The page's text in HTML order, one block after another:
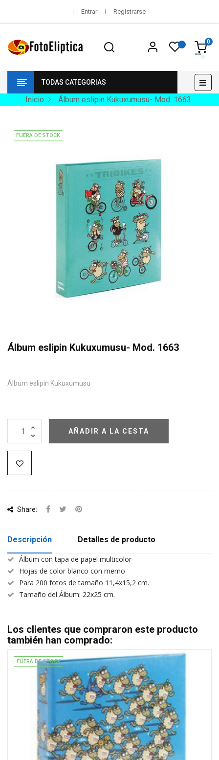
Entrar Registrarse
0
TODAS CATEGORIAS
de
☰
Inicio Álbum eslipin Kukuxumusu- Mod. 1663
FUERA DE STOCK
Álbum eslipin Kukuxumusu- Mod. 1663
Álbum eslipin Kukuxumusu
AÑADIR A LA CESTA
Share:
Descripción Detalles de producto
Álbum con tapa de papel multicolor
Hojas de color blanco con memo
Para 200 fotos de tamaño 11,4x15,2 cm.
Tamaño del Álbum: 22x25 cm.
Los clientes que compraron este producto
también han comprado:
FUERA DE STOCK